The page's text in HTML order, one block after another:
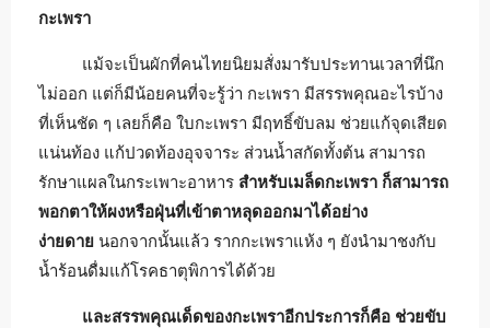
กะเพรา
แม้จะเป็นผักที่คนไทยนิยมสั่งมารับประทานเวลาที่นึก
ไม่ออก แต่ก็มีน้อยคนที่จะรู้ว่า กะเพรา มีสรรพคุณอะไรบ้าง
ที่เห็นชัด ๆ เลยก็คือ ใบกะเพรา มีฤทธิ์ขับลม ช่วยแก้จุดเสียด
แน่นท้อง แก้ปวดท้องอุจจาระ ส่วนน้ำสกัดทั้งต้น สามารถ
รักษาแผลในกระเพาะอาหาร สำหรับเมล็ดกะเพรา ก็สามารถ
พอกตาให้ผงหรือฝุ่นที่เข้าตาหลุดออกมาได้อย่าง
ง่ายดาย นอกจากนั้นแล้ว รากกะเพราแห้ง ๆ ยังนำมาชงกับ
น้ำร้อนดื่มแก้โรคธาตุพิการได้ด้วย
และสรรพคุณเด็ดของกะเพราอีกประการก็คือ ช่วยขับ